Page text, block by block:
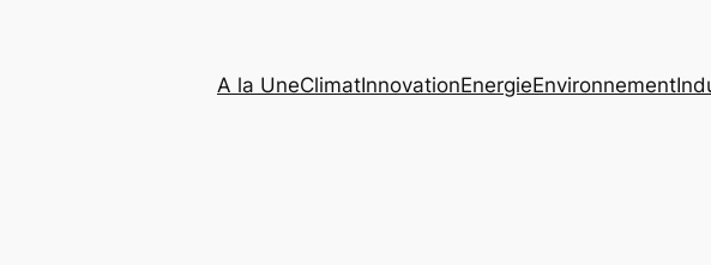
A la UneClimatInnovationEnergieEnvironnement